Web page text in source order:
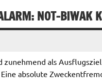
NOT-BIWAK
zunehmend als
absolute